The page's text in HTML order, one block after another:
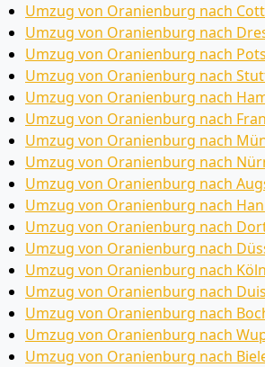
Umzug von Oranienburg nach
Umzug von Oranienburg nach
Umzug von Oranienburg nach
Umzug von Oranienburg nach
Umzug von Oranienburg nach
Umzug von Oranienburg nach
Umzug von Oranienburg nach
Umzug von Oranienburg nach
Umzug von Oranienburg nach
Umzug von Oranienburg nach
Umzug von Oranienburg nach
Umzug von Oranienburg nach
Umzug von Oranienburg nach Köln
Umzug von Oranienburg nach
Umzug von Oranienburg nach
Umzug von Oranienburg nach
Umzug von Oranienburg nach